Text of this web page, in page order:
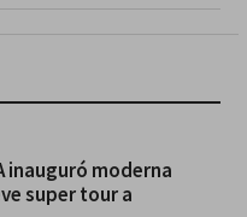
inauguró moderna
super tour a